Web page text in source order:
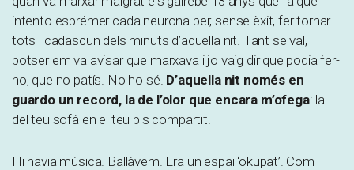
intento esprémer cada neurona per, sense èxit, fer tornar
tots i cadascun dels minuts d’aquella nit. Tant se val,
potser em va avisar que marxava i jo vaig dir que podia fer-
ho, que no patís. No ho sé. D’aquella nit només en
guardo un record, la de l’olor que encara m’ofega: la
del teu sofà en el teu pis compartit.
Hi havia música. Ballàvem. Era un espai ‘okupat’. Com